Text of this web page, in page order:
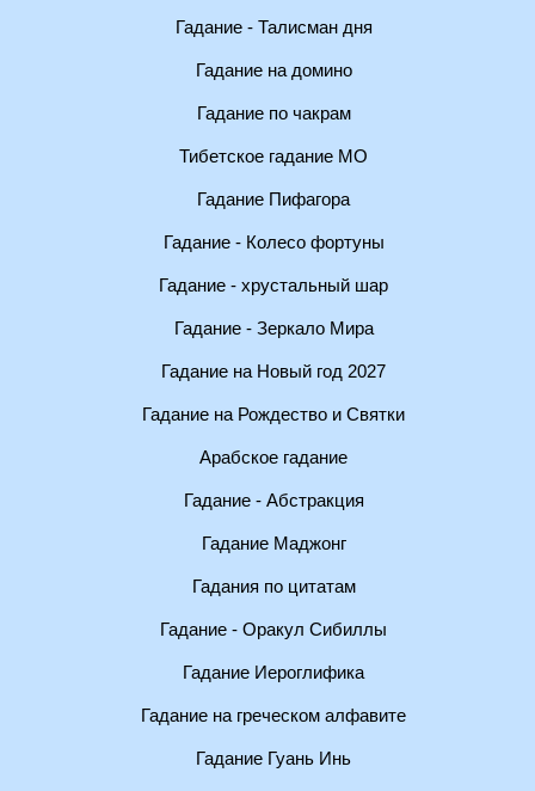
Гадание - Талисман дня
Гадание на домино
Гадание по чакрам
Тибетское гадание МО
Гадание Пифагора
Гадание - Колесо фортуны
Гадание - хрустальный шар
Гадание - Зеркало Мира
Гадание на Новый год 2027
Гадание на Рождество и Святки
Арабское гадание
Гадание - Абстракция
Гадание Маджонг
Гадания по цитатам
Гадание - Оракул Сибиллы
Гадание Иероглифика
Гадание на греческом алфавите
Гадание Гуань Инь